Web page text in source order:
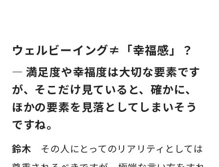
ウェルビーイング≠「幸福感」？
— 満足度や幸福度は大切な要素です
が、そこだけ見ていると、確かに、
ほかの要素を見落としてしまいそう
ですね。
鈴木 その人にとってのリアリティとしては